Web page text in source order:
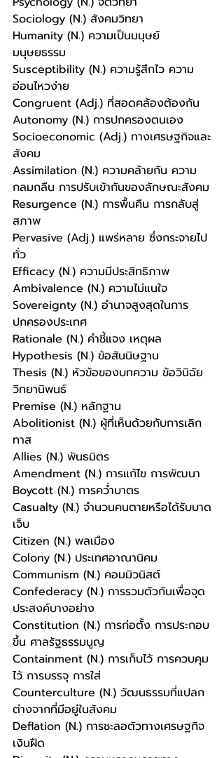
Sociology (N.) สังคมวิทยา
Humanity (N.) ความเป็นมนุษย์
มนุษยธรรม
Susceptibility (N.) ความรู้สึกไว ความ
อ่อนไหวง่าย
Congruent (Adj.) ที่สอดคล้องต้องกัน
Autonomy (N.) การปกครองตนเอง
Socioeconomic (Adj.) ทางเศรษฐกิจและ
สังคม
Assimilation (N.) ความคล้ายกัน ความ
กลมกลืน การปรับเข้ากันของลักษณะสังคม
Resurgence (N.) การพื้นคืน การกลับสู่
สภาพ
Pervasive (Adj.) แพร่หลาย ซึ่งกระจายไป
ทั่ว
Efficacy (N.) ความมีประสิทธิภาพ
Ambivalence (N.) ความไม่แนใจ
Sovereignty (N.) อำนาจสูงสุดในการ
ปกครองประเทศ
Rationale (N.) คำชี้แจง เหตุผล
Hypothesis (N.) ข้อสันนิษฐาน
Thesis (N.) หัวข้อของบทความ ข้อวินิฉัย
วิทยานิพนธ์
Premise (N.) หลักฐาน
Abolitionist (N.) ผู้ที่เห็นด้วยกับการเลิก
ทาส
Allies (N.) พันธมิตร
Amendment (N.) การแก้ไข การพัฒนา
Boycott (N.) การคว่ำบาตร
Casualty (N.) จำนวนคนตายหรือได้รับบาด
เจ็บ
Citizen (N.) พลเมือง
Colony (N.) ประเทศอาณานิคม
Communism (N.) คอมมิวนิสต์
Confederacy (N.) การรวมตัวกันเพื่อจุด
ประสงค์บางอย่าง
Constitution (N.) การก่อตั้ง การประกอบ
ขึ้น ศาลรัฐธรรมนูญ
Containment (N.) การเก็บไว้ การควบคุม
ไว้ การบรรจุ การใส่
Counterculture (N.) วัฒนธรรมที่แปลก
ต่างจากที่มีอยู่ในสังคม
Deflation (N.) การชะลอตัวทางเศรษฐกิจ
เงินฝืด